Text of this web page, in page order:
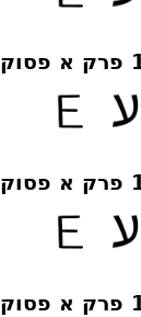
משלי 133 פרק א